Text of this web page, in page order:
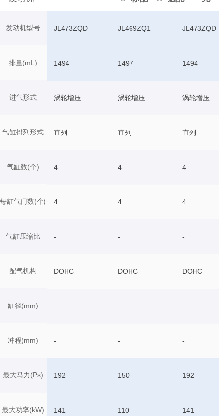
发动机型号
排量(mL)
进气形式
气缸排列形式
气缸数(个)
每缸气门数(个)
气缸压缩比
配气机构
缸径(mm)
冲程(mm)
最大马力(Ps)
最大功率(kW)
JL473ZQD JL469ZQ1 JL473ZQD
1494 1497 1494
涡轮增压 涡轮增压 涡轮增压
直列 直列 直列
4 4 4
4 4 4
- - -
DOHC DOHC DOHC
- - -
- - -
192 150 192
141 110 141